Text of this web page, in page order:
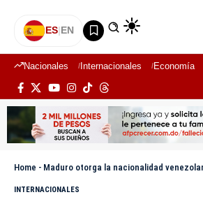
ES|EN
Nacionales Internacionales Economía
Home - Maduro otorga la nacionalidad venezolana al
INTERNACIONALES